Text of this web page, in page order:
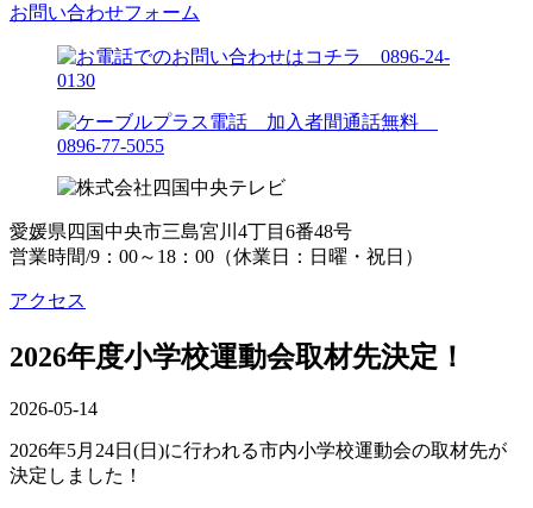
お問い合わせフォーム
愛媛県四国中央市三島宮川4丁目6番48号
営業時間/9：00～18：00（休業日：日曜・祝日）
アクセス
2026年度小学校運動会取材先決定！
2026-05-14
2026年5月24日(日)に行われる市内小学校運動会の取材先が
決定しました！